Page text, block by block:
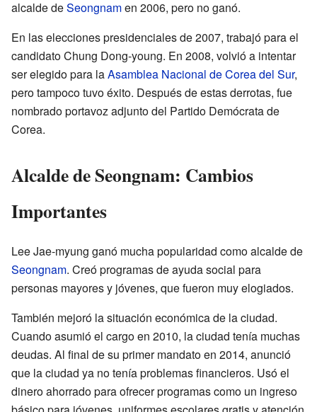
alcalde deSeongnamen 2006, pero no ganó.
En las elecciones presidenciales de 2007, trabajó para el
candidato Chung Dong-young. En 2008, volvió a intentar
ser elegido para laAsamblea Nacional de Corea del Sur,
pero tampoco tuvo éxito. Después de estas derrotas, fue
nombrado portavoz adjunto del Partido Demócrata de
Corea.
Alcalde de Seongnam: Cambios
Importantes
Lee Jae-myung ganó mucha popularidad como alcalde de
Seongnam. Creó programas de ayuda social para
personas mayores y jóvenes, que fueron muy elogiados.
También mejoró la situación económica de la ciudad.
Cuando asumió el cargo en 2010, la ciudad tenía muchas
deudas. Al final de su primer mandato en 2014, anunció
que la ciudad ya no tenía problemas financieros. Usó el
dinero ahorrado para ofrecer programas como un ingreso